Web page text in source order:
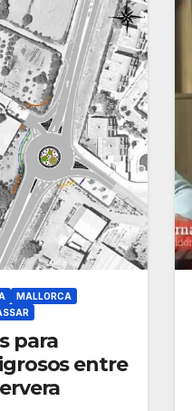
MALLORCA
para
entre